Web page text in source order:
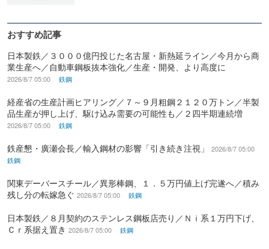
おすすめ記事
日本製鉄／３０００億円投じた名古屋・新熱延ライン／今月から商
業生産へ／自動車鋼板抜本強化／生産・開発、より高度に
2026/8/7 05:00 鉄鋼
経産省の生産計画ヒアリング／７～９月粗鋼２１２０万トン／半製
品生産が押し上げ、駆け込み需要の可能性も／２四半期連続増
2026/8/7 05:00 鉄鋼
鉄産懇・廣瀬会長／輸入鋼材の影響「引き続き注視」
2026/8/7 05:00
鉄鋼
関東デーバースチール／異形棒鋼、１．５万円値上げ完遂へ／積み
残し分の転嫁急ぐ 2026/8/7 05:00 鉄鋼
日本製鉄／８月契約のステンレス鋼板店売り／Ｎｉ系１万円下げ、
Ｃｒ系据え置き 2026/8/7 05:00 鉄鋼